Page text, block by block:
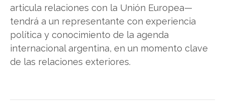
articula relaciones con la Unión Europea—
tendrá a un representante con experiencia
política y conocimiento de la agenda
internacional argentina, en un momento clave
de las relaciones exteriores.